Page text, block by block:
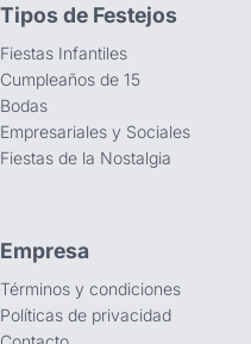
Tipos de Festejos
Fiestas Infantiles
Cumpleaños de 15
Bodas
Empresariales y Sociales
Fiestas de la Nostalgia
Empresa
Términos y condiciones
Políticas de privacidad